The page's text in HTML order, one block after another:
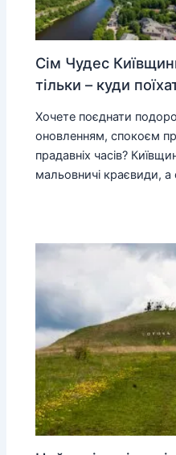
Сім Чудес
тільки – куди
Хочете поєднати
оновленням, спокоєм
прадавніх часів?
мальовничі краєвиди, а